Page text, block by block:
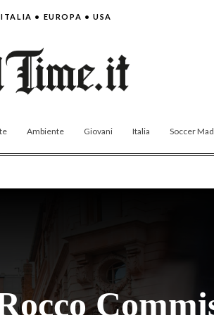
ITALIA • EUROPA • USA
Ambiente Giovani Italia Soccer